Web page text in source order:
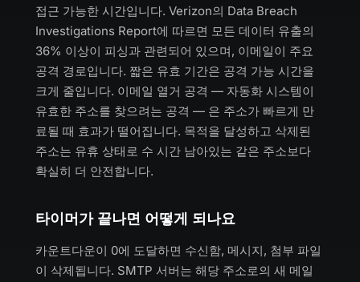
접근 가능한 시간입니다. Verizon의 Data Breach
Investigations Report에 따르면 모든 데이터 유출의
36% 이상이 피싱과 관련되어 있으며, 이메일이 주요
공격 경로입니다. 짧은 유효 기간은 공격 가능 시간을
크게 줄입니다. 이메일 열거 공격 — 자동화 시스템이
유효한 주소를 찾으려는 공격 — 은 주소가 빠르게 만
료될 때 효과가 떨어집니다. 목적을 달성하고 삭제된
주소는 유휴 상태로 수 시간 남아있는 같은 주소보다
확실히 더 안전합니다.
타이머가 끝나면 어떻게 되나요
카운트다운이 0에 도달하면 수신함, 메시지, 첨부 파일
이 삭제됩니다. SMTP 서버는 해당 주소로의 새 메일